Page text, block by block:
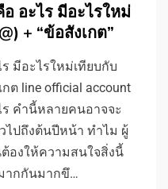
อะไร มีอะไรใหม่
+ “ข้อสังเกต”
มีอะไรใหม่เทียบกับ
ต line official account
ร คำนี้หลายคนอาจจะ
ไปถึงต้นปีหน้า ทำไม ผู้
องให้ความสนใจสิ่งนี้
ากกันมากขึ…